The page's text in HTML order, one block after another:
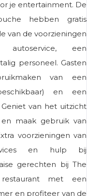
je entertainment. De
hebben gratis
van de voorzieningen
een
personeel. Gasten
van een
en een
van het uitzicht
maak gebruik van
voorzieningen van
en hulp bij
gerechten bij The
met een
en profiteer van de